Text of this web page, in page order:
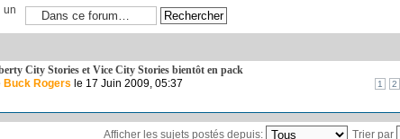
City Stories et Vice City Stories bientôt en pack
1 2
Buck Rogers le 17 Juin 2009, 05:37
Afficher les sujets postés depuis: Trier par